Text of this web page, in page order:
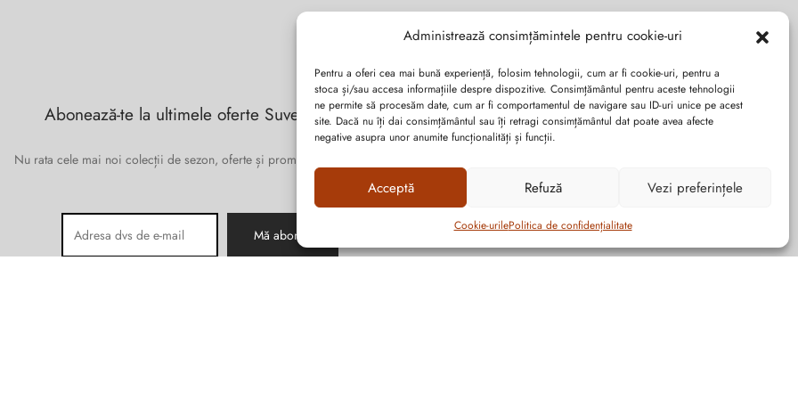
Administrează consimțămintele pentru cookie-uri
Pentru a oferi cea mai bună experiență, folosim tehnologii, cum ar fi cookie-uri, pentru a
stoca și/sau accesa informațiile despre dispozitive. Consimțământul pentru aceste tehnologii
ne permite să procesăm date, cum ar fi comportamentul de navigare sau ID-uri unice pe acest
site. Dacă nu îți dai consimțământul sau îți retragi consimțământul dat poate avea afecte
negative asupra unor anumite funcționalități și funcții.
Acceptă Refuză Vezi preferințele
Cookie-urilePolitica de confidențialitate
Abonează-te la ultimele oferte Suveran SRL
Nu rata cele mai noi colecții de sezon, oferte și promoții de nerefuzat.